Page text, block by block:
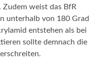
weist das BfR
unterhalb von 180 Grad
entstehen als bei
sollte demnach die